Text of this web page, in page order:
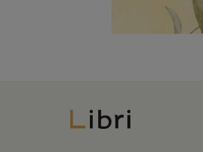
Libri